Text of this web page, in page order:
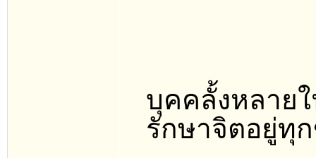
บุคคลั้งหลาย
รักษาจิตอยู่ทุ